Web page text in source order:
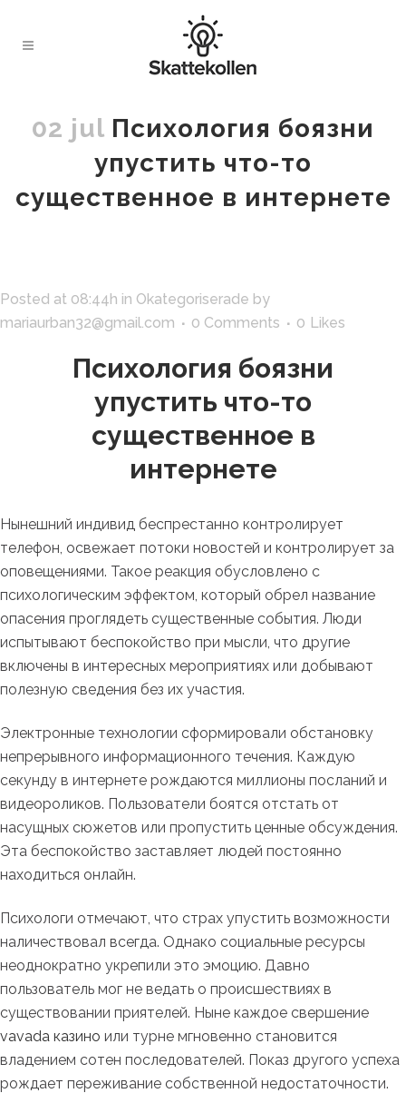
02 jul Психология боязни
упустить что-то
существенное в интернете
Posted at 08:44h in Okategoriserade by
mariaurban32@gmail.com
0 Comments 0 Likes
Психология боязни
упустить что-то
существенное в
интернете
Нынешний индивид беспрестанно контролирует
телефон, освежает потоки новостей и контролирует за
оповещениями. Такое реакция обусловлено с
психологическим эффектом, который обрел название
опасения проглядеть существенные события. Люди
испытывают беспокойство при мысли, что другие
включены в интересных мероприятиях или добывают
полезную сведения без их участия.
Электронные технологии сформировали обстановку
непрерывного информационного течения. Каждую
секунду в интернете рождаются миллионы посланий и
видеороликов. Пользователи боятся отстать от
насущных сюжетов или пропустить ценные обсуждения.
Эта беспокойство заставляет людей постоянно
находиться онлайн.
Психологи отмечают, что страх упустить возможности
наличествовал всегда. Однако социальные ресурсы
неоднократно укрепили это эмоцию. Давно
пользователь мог не ведать о происшествиях в
существовании приятелей. Ныне каждое свершение
vavada казино или турне мгновенно становится
владением сотен последователей. Показ другого успеха
рождает переживание собственной недостаточности.